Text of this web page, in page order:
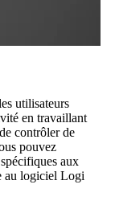
utilisateurs
en travaillant
contrôler de
pouvez
aux
au logiciel Logi